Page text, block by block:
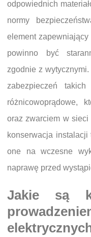
odpowiednich
normy
element
powinno być
zgodnie z
zabezpieczeń
różnicowoprądowe,
oraz zwarciem w
konserwacja
one na wczesne
naprawę przed
Jakie są